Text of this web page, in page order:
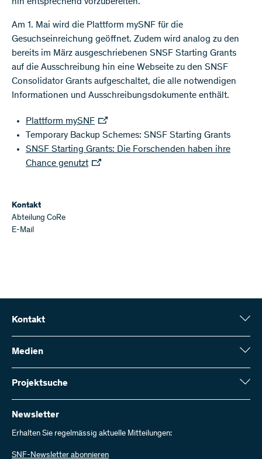
hin entsprechend vorzubereiten.
Am 1. Mai wird die Plattform mySNF für die
Gesuchseinreichung geöffnet. Zudem wird analog zu den
bereits im März ausgeschriebenen SNSF Starting Grants
auf die Ausschreibung hin eine Webseite zu den SNSF
Consolidator Grants aufgeschaltet, die alle notwendigen
Informationen und Ausschreibungsdokumente enthält.
Plattform mySNF
Temporary Backup Schemes: SNSF Starting Grants
SNSF Starting Grants: Die Forschenden haben ihre
Chance genutzt
Kontakt
Abteilung CoRe
E-Mail
Kontakt
Schweizerischer Nationalfonds (SNF)
Wildhainweg 3
Kontakt aufnehmen
Rechnung senden
Bei uns arbeiten
Offene Stellen
Medien
Medienauskünfte
Jahresbericht
Projektsuche
Hier finden Sie umfangreiche Informationen zu den vom SNF
bewilligten Forschungsprojekten und Förderbeiträgen:
Projektsuche
Newsletter
Erhalten Sie regelmässig aktuelle Mitteilungen:
SNF-Newsletter abonnieren